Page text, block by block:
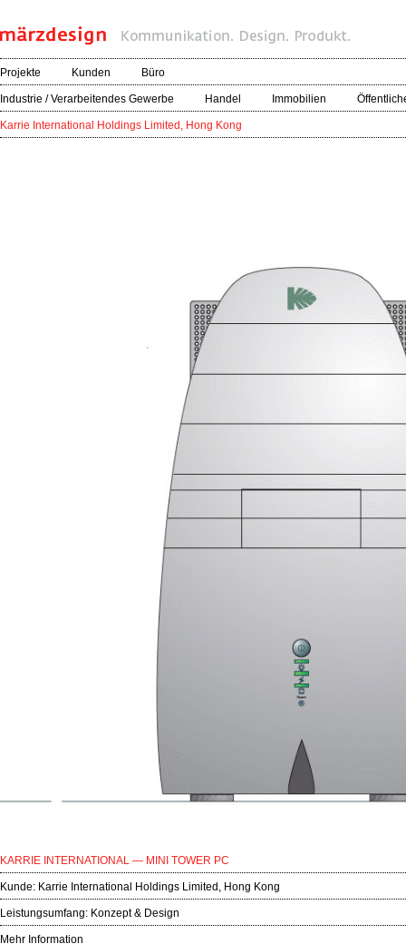
Projekte Kunden Büro
Industrie / Verarbeitendes Gewerbe Handel Immobilien
Karrie International Holdings Limited, Hong Kong
KARRIE INTERNATIONAL — MINI TOWER PC
Kunde: Karrie International Holdings Limited, Hong Kong
Leistungsumfang: Konzept & Design
Mehr Information